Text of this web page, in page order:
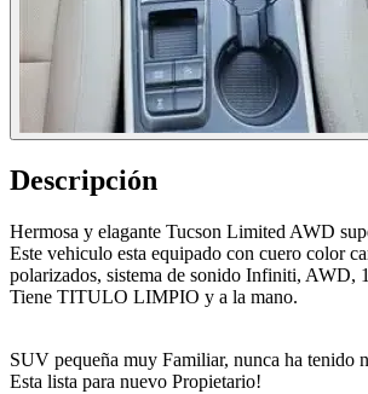
Descripción
Hermosa y elagante Tucson Limited AWD
Este vehiculo esta equipado con cuero color
polarizados, sistema de sonido Infiniti, AWD,
Tiene TITULO LIMPIO y a la mano.
SUV pequeña muy Familiar, nunca ha tenido
Esta lista para nuevo Propietario!